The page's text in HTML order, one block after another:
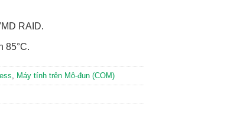
RAID.
85°C.
Máy tính trên Mô-đun (COM)